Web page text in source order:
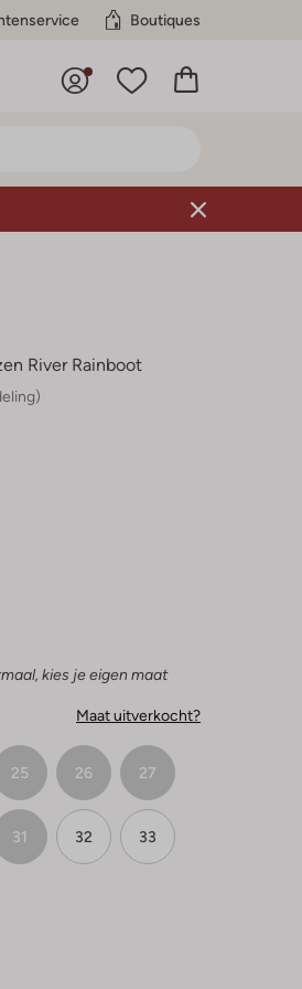
Boutiques
River Rainboot
kies je eigen maat
Maat uitverkocht?
25 26 27
31 32 33